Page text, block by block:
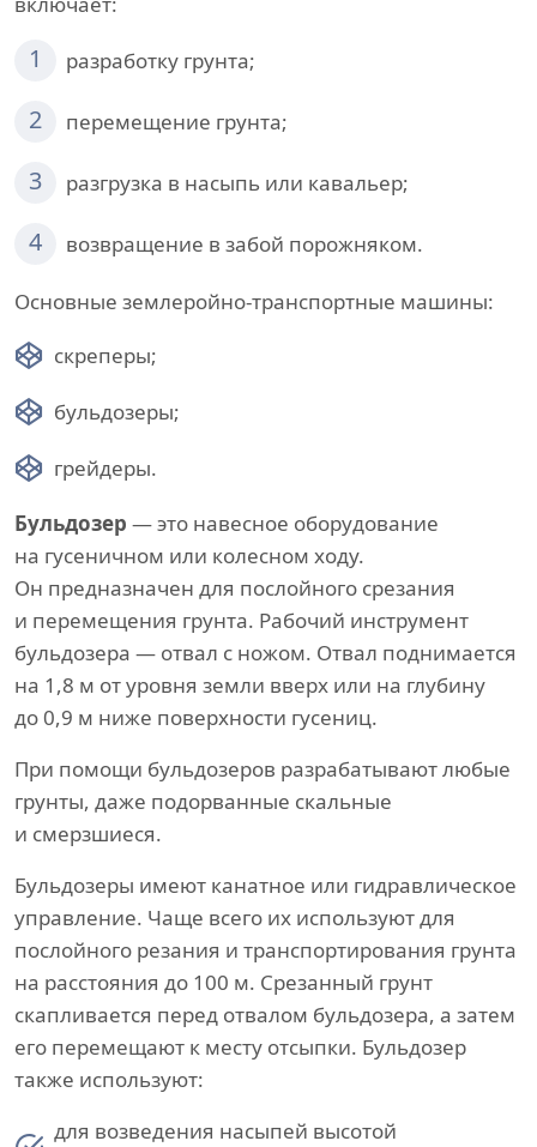
1 разработку грунта;
2 перемещение грунта;
3 разгрузка в насыпь или кавальер;
4 возвращение в забой порожняком.
Основные землеройно-транспортные машины:
скреперы;
бульдозеры;
грейдеры.
Бульдозер — это навесное оборудование
на гусеничном или колесном ходу.
Он предназначен для послойного срезания
и перемещения грунта. Рабочий инструмент
бульдозера — отвал с ножом. Отвал поднимается
на 1,8 м от уровня земли вверх или на глубину
до 0,9 м ниже поверхности гусениц.
При помощи бульдозеров разрабатывают любые
грунты, даже подорванные скальные
и смерзшиеся.
Бульдозеры имеют канатное или гидравлическое
управление. Чаще всего их используют для
послойного резания и транспортирования грунта
на расстояния до 100 м. Срезанный грунт
скапливается перед отвалом бульдозера, а затем
его перемещают к месту отсыпки. Бульдозер
также используют:
для возведения насыпей высотой